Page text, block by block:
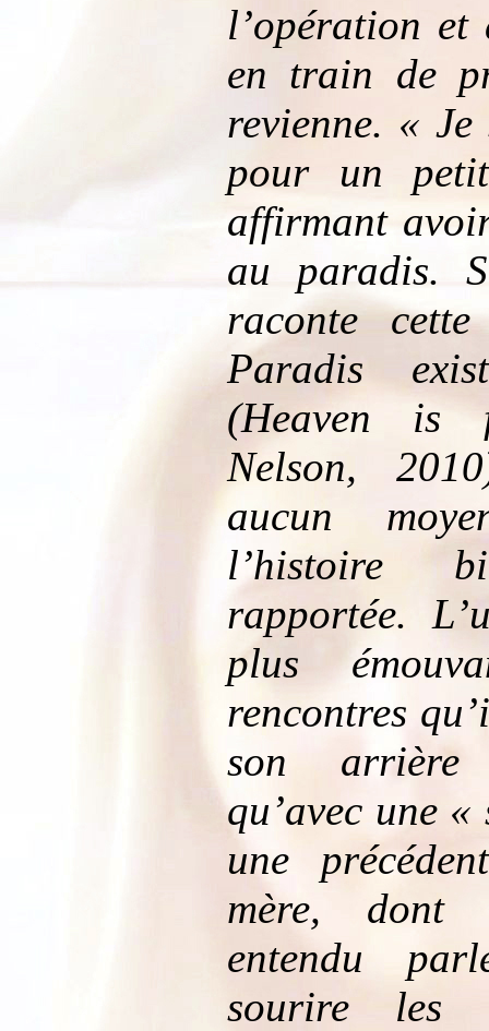
l’opération et
en train de
revienne. «
pour un
affirmant
au paradis.
raconte
Paradis
(Heaven is
Nelson,
aucun
l’histoire
rapportée.
plus
rencontres
son arrière
qu’avec une
une
mère, dont
entendu
sourire les